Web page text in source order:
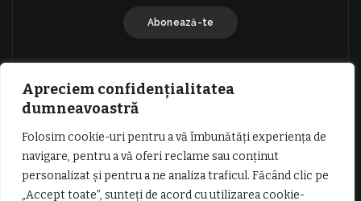
Apreciem confidențialitatea
dumneavoastră
Folosim cookie-uri pentru a vă îmbunătăți experiența de
navigare, pentru a vă oferi reclame sau conținut
personalizat și pentru a ne analiza traficul. Făcând clic pe
„Accept toate”, sunteți de acord cu utilizarea cookie-
Abonează-te
TERMENI SI CONDITII DE UTILIZARE
INFORMATII DESPRE COOKIES
DESPRE NOI
PUBLICITATE